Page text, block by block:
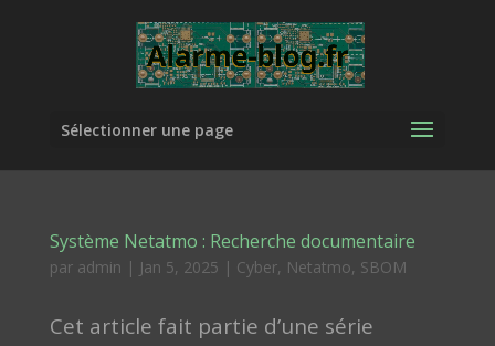
Sélectionner une page
Système Netatmo : Recherche documentaire
par admin | Jan 5, 2025 | Cyber, Netatmo, SBOM
Cet article fait partie d’une série